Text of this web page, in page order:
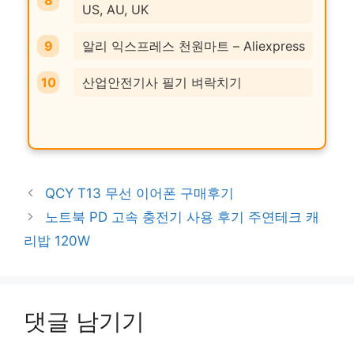
US, AU, UK
알리 익스프레스 천원마트 – Aliexpress
산업안전기사 필기 벼락치기
QCY T13 무선 이어폰 구매후기
노트북 PD 고속 충전기 사용 후기 주연테크 캐
리밥 120W
댓글 남기기